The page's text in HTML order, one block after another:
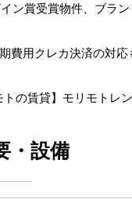
ン賞受賞物件、ブラ
費用クレカ決済の対応
の賃貸】モリモトレ
・設備